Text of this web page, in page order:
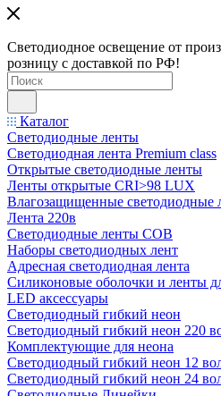
Светодиодное освещение от
розницу с доставкой по РФ!
Каталог
Светодиодные ленты
Светодиодная лента Premium class
Открытые светодиодные ленты
Ленты открытые CRI>98 LUX
Влагозащищенные светодиодные
Лента 220в
Светодиодные ленты COB
Наборы светодиодных лент
Адресная светодиодная лента
Силиконовые оболочки и ленты
LED аксессуары
Светодиодный гибкий неон
Светодиодный гибкий неон 220
Комплектующие для неона
Светодиодный гибкий неон 12
Светодиодный гибкий неон 24